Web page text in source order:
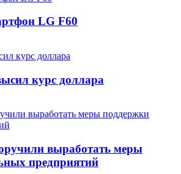
LG F60
курс доллара
выработать меры
предприятий